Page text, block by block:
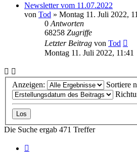
Newsletter vom 11.07.2022
von Tod » Montag 11. Juli 2022,
0 Antworten
68258 Zugriffe
Letzter Beitrag von Tod
Montag 11. Juli 2022, 11:41
Anzeigen:
Sortiere
Die Suche ergab 471 Treffer